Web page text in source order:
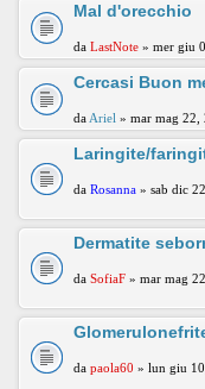
Mal d'orecchio
da LastNote » mer giu
Cercasi Buon
da Ariel » mar mag 22,
Laringite/
da Rosanna » sab dic
Dermatite
da SofiaF » mar mag
da paola60 » lun giu